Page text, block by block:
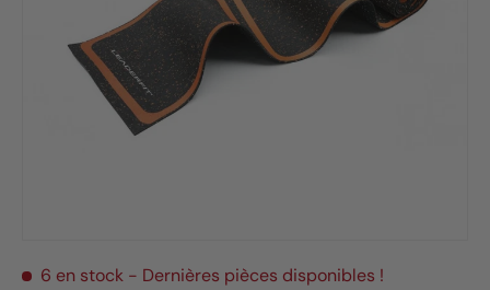
6 en stock - Dernières pièces disponibles !